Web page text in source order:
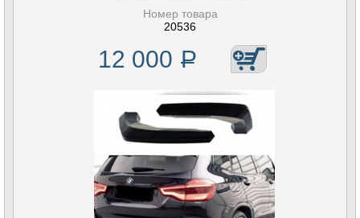
Номер товара
20536
12 000 Р